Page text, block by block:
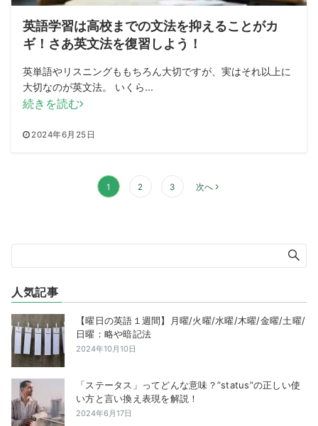
英語学習は高校までの文法を抑えることがカ
ギ！さあ英文法を復習しよう！
英単語やリスニングももちろん大切ですが、実はそれ以上に
大切なのが英文法。 いくら...
2024年6月25日
続きを読む
ジ
送
り
1 2 3 次へ
人気記事
【曜日の英語１週間】月曜/火曜/水曜/木曜/金曜/土曜/
日曜：略や暗記法
2024年10月10日
「ステータス」ってどんな意味？”status”の正しい使
い方と言い換え表現を解説！
2024年6月17日